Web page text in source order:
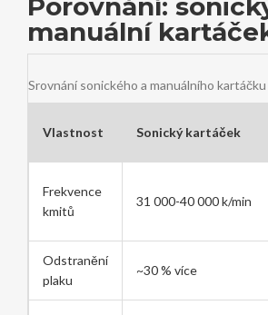
Porovnání:
manuální
Srovnání sonického a manuálního kartáčku
Vlastnost Sonický kartáček
Frekvence
kmitů
31 000-40 000 k/min
Odstranění
plaku
~30 % více